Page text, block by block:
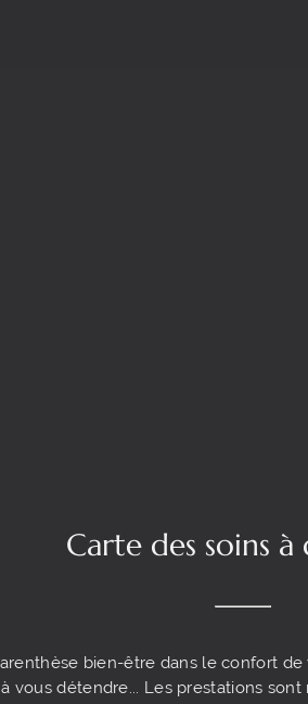
Carte des soins
bien-être dans le confort
vous détendre... Les prestations